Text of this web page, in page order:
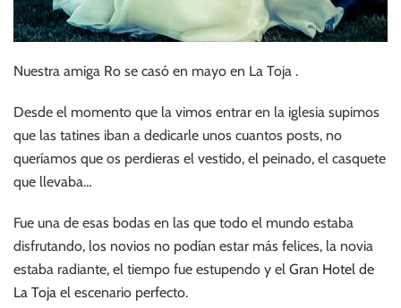
Nuestra amiga Ro se casó en mayo en La Toja .
Desde el momento que la vimos entrar en la iglesia supimos
que las tatines iban a dedicarle unos cuantos posts, no
queríamos que os perdieras el vestido, el peinado, el casquete
que llevaba…
Fue una de esas bodas en las que todo el mundo estaba
disfrutando, los novios no podían estar más felices, la novia
estaba radiante, el tiempo fue estupendo y el Gran Hotel de
La Toja el escenario perfecto.